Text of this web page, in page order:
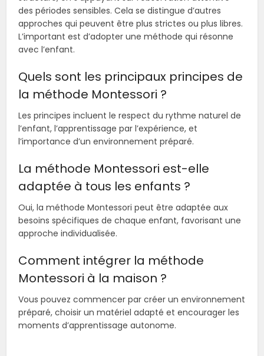
des périodes sensibles. Cela se distingue d’autres
approches qui peuvent être plus strictes ou plus libres.
L’important est d’adopter une méthode qui résonne
avec l’enfant.
Quels sont les principaux principes de
la méthode Montessori ?
Les principes incluent le respect du rythme naturel de
l’enfant, l’apprentissage par l’expérience, et
l’importance d’un environnement préparé.
La méthode Montessori est-elle
adaptée à tous les enfants ?
Oui, la méthode Montessori peut être adaptée aux
besoins spécifiques de chaque enfant, favorisant une
approche individualisée.
Comment intégrer la méthode
Montessori à la maison ?
Vous pouvez commencer par créer un environnement
préparé, choisir un matériel adapté et encourager les
moments d’apprentissage autonome.